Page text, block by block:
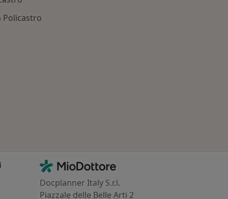
Policastro
Contatti
MioDottore - Homepage
Docplanner Italy S.r.l.
Piazzale delle Belle Arti 2